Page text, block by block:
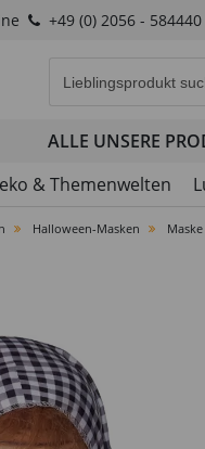
+49 (0) 2056 - 584440
ALLE UNSERE
& Themenwelten
Halloween-Masken